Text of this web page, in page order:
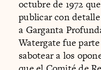
octubre de 1972
publicar con
a Garganta
Watergate fue
sabotear a los